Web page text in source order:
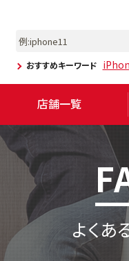
おすすめキーワード
店舗一覧
よくあ